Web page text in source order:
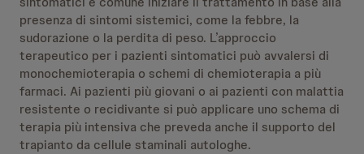
presenza di sintomi sistemici, come la febbre, la
sudorazione o la perdita di peso. L’approccio
terapeutico per i pazienti sintomatici può avvalersi di
monochemioterapia o schemi di chemioterapia a più
farmaci. Ai pazienti più giovani o ai pazienti con malattia
resistente o recidivante si può applicare uno schema di
terapia più intensiva che preveda anche il supporto del
trapianto da cellule staminali autologhe.